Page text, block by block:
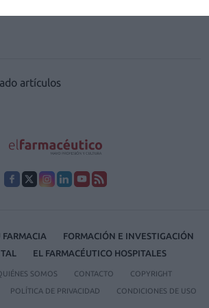
artículos
FARMACIA
FORMACIÓN E INVESTIGACIÓN
EL FARMACÉUTICO HOSPITALES
SOMOS CONTACTO COPYRIGHT
POLÍTICA DE PRIVACIDAD CONDICIONES DE USO